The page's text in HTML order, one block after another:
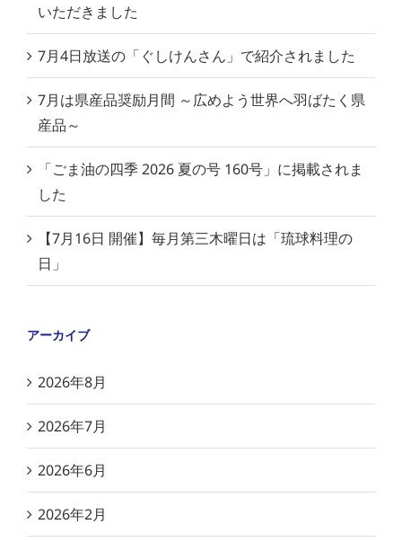
いただきました
7月4日放送の「ぐしけんさん」で紹介されました
7月は県産品奨励月間 ～広めよう世界へ羽ばたく県
産品～
「ごま油の四季 2026 夏の号 160号」に掲載されま
した
【7月16日 開催】毎月第三木曜日は「琉球料理の
日」
アーカイブ
2026年8月
2026年7月
2026年6月
2026年2月